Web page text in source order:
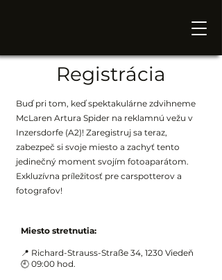
Registrácia
Buď pri tom, keď spektakulárne zdvihneme
McLaren Artura Spider na reklamnú vežu v
Inzersdorfe (A2)! Zaregistruj sa teraz,
zabezpeč si svoje miesto a zachyť tento
jedinečný moment svojím fotoaparátom.
Exkluzívna príležitosť pre carspotterov a
fotografov!
Miesto stretnutia:
📍 Richard-Strauss-Straße 34, 1230 Viedeň
🕘 09:00 hod.